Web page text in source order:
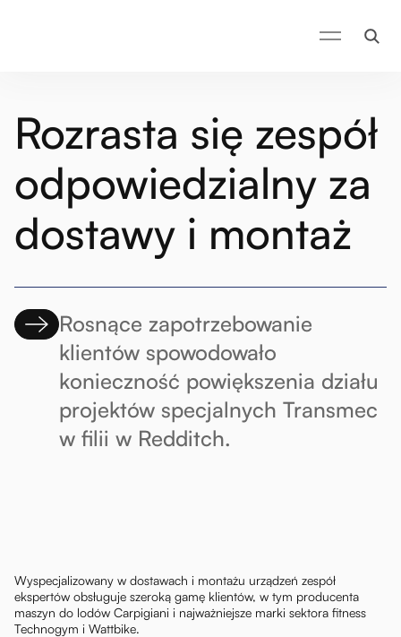
Rozrasta się zespół
odpowiedzialny za
dostawy i montaż
Rosnące zapotrzebowanie
klientów spowodowało
konieczność powiększenia działu
projektów specjalnych Transmec
w filii w Redditch.
Wyspecjalizowany w dostawach i montażu urządzeń zespół
ekspertów obsługuje szeroką gamę klientów, w tym producenta
maszyn do lodów Carpigiani i najważniejsze marki sektora fitness
Technogym i Wattbike.